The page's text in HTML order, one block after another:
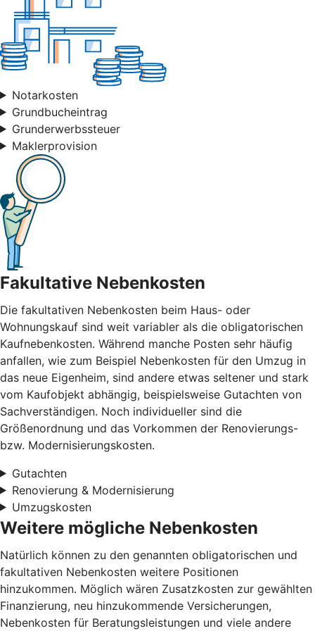
Notarkosten
Grundbucheintrag
Grunderwerbssteuer
Maklerprovision
Fakultative Nebenkosten
Die fakultativen Nebenkosten beim Haus- oder
Wohnungskauf sind weit variabler als die obligatorischen
Kaufnebenkosten. Während manche Posten sehr häufig
anfallen, wie zum Beispiel Nebenkosten für den Umzug in
das neue Eigenheim, sind andere etwas seltener und stark
vom Kaufobjekt abhängig, beispielsweise Gutachten von
Sachverständigen. Noch individueller sind die
Größenordnung und das Vorkommen der Renovierungs-
bzw. Modernisierungskosten.
Gutachten
Renovierung & Modernisierung
Umzugskosten
Weitere mögliche Nebenkosten
Natürlich können zu den genannten obligatorischen und
fakultativen Nebenkosten weitere Positionen
hinzukommen. Möglich wären Zusatzkosten zur gewählten
Finanzierung, neu hinzukommende Versicherungen,
Nebenkosten für Beratungsleistungen und viele andere